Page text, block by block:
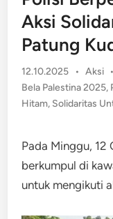
Aksi
Patung
12.10.2025 • Posted
in
Aksi •
Bela Palestina 2025,
Hitam, Solidaritas
Pada Minggu,
berkumpul di
untuk mengikuti